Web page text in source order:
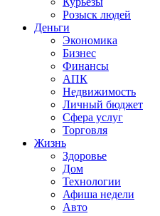
Розыск людей
Деньги
Экономика
Бизнес
Финансы
АПК
Недвижимость
Личный бюджет
Сфера услуг
Торговля
Жизнь
Здоровье
Дом
Технологии
Афиша недели
Авто